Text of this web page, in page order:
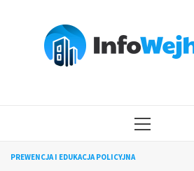
MENU
PREWENCJA I EDUKACJA POLICYJNA